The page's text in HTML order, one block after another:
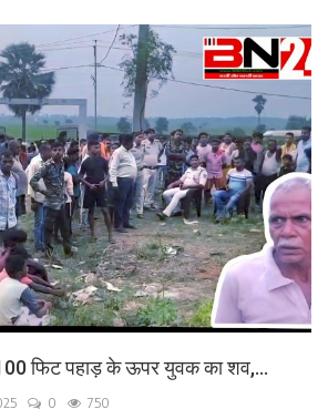
फिट पहाड़ के ऊपर युवक का शव,...
0 750